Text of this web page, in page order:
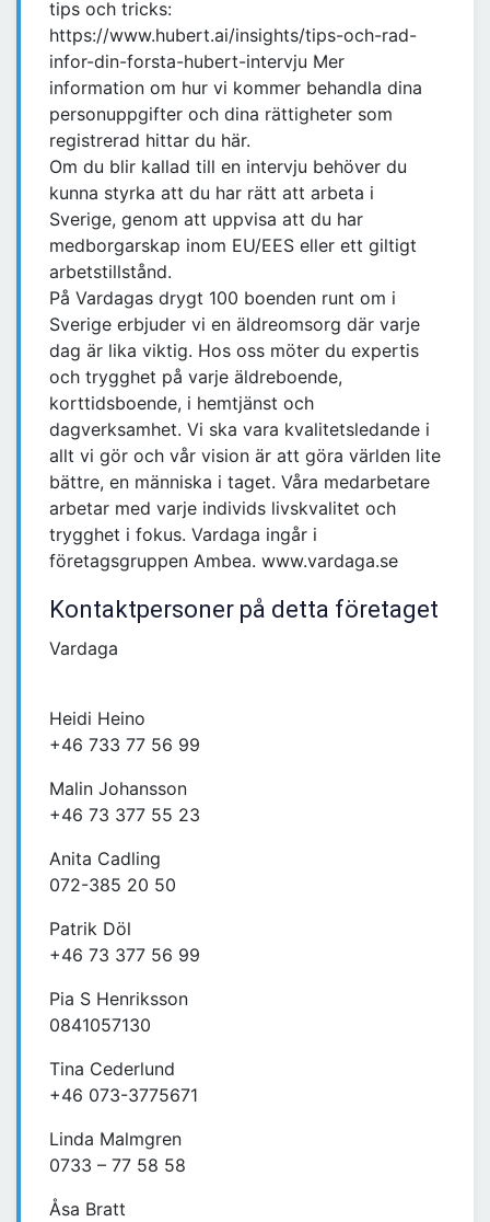
tips och tricks:
https://www.hubert.ai/insights/tips-och-rad-
infor-din-forsta-hubert-intervju Mer
information om hur vi kommer behandla dina
personuppgifter och dina rättigheter som
registrerad hittar du här.
Om du blir kallad till en intervju behöver du
kunna styrka att du har rätt att arbeta i
Sverige, genom att uppvisa att du har
medborgarskap inom EU/EES eller ett giltigt
arbetstillstånd.
På Vardagas drygt 100 boenden runt om i
Sverige erbjuder vi en äldreomsorg där varje
dag är lika viktig. Hos oss möter du expertis
och trygghet på varje äldreboende,
korttidsboende, i hemtjänst och
dagverksamhet. Vi ska vara kvalitetsledande i
allt vi gör och vår vision är att göra världen lite
bättre, en människa i taget. Våra medarbetare
arbetar med varje individs livskvalitet och
trygghet i fokus. Vardaga ingår i
företagsgruppen Ambea. www.vardaga.se
Kontaktpersoner på detta företaget
Vardaga
Heidi Heino
+46 733 77 56 99
Malin Johansson
+46 73 377 55 23
Anita Cadling
072-385 20 50
Patrik Döl
+46 73 377 56 99
Pia S Henriksson
0841057130
Tina Cederlund
+46 073-3775671
Linda Malmgren
0733 – 77 58 58
Åsa Bratt